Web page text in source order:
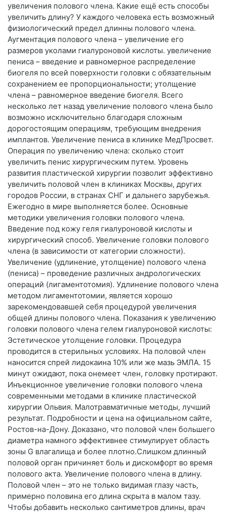
увеличения полового члена. Какие ещё есть способы
увеличить длину? У каждого человека есть возможный
физиологический предел длинны полового члена.
Аугментация полового члена – увеличение его
размеров уколами гиалуроновой кислоты. увеличение
пениса – введение и равномерное распределение
биогеля по всей поверхности головки с обязательным
сохранением ее пропорциональности; утолщение
члена – равномерное введение биогеля. Всего
несколько лет назад увеличение полового члена было
возможно исключительно благодаря сложным
дорогостоящим операциям, требующим внедрения
имплантов. Увеличение пениса в клинике МедПросвет.
Операция по увеличению члена: сколько стоит
увеличить пенис хирургическим путем. Уровень
развития пластической хирургии позволит эффективно
увеличить половой член в клиниках Москвы, других
городов России, в странах СНГ и дальнего зарубежья.
Ежегодно в мире выполняется более. Основные
методики увеличения головки полового члена.
Введение под кожу геля гиалуроновой кислоты и
хирургический способ. Увеличение головки полового
члена (в зависимости от категории сложности).
Увеличение (удлинение, утолщение) полового члена
(пениса) – проведение различных андрологических
операций (лигаментотомия). Удлинение полового члена
методом лигаментотомии, является хорошо
зарекомендовавшей себя процедурой увеличения
общей длины полового члена. Показания к увеличению
головки полового члена гелем гиалуроновой кислоты:
Эстетическое утолщение головки. Процедура
проводится в стерильных условиях. На половой член
наносится спрей лидокаина 10% или же мазь ЭМЛА. 15
минут ожидают, пока онемеет член, головку протирают.
Инъекционное увеличение головки полового члена
современными методами в клинике пластической
хирургии Ольвия. Малотравматичные методы, лучший
результат. Подробности и цена на официальном сайте,
Ростов-на-Дону. Доказано, что половой член большего
диаметра намного эффективнее стимулирует область
зоны G влагалища и более плотно.Слишком длинный
половой орган причиняет боль и дискомфорт во время
полового акта. Увеличение полового члена в длину.
Половой член – это не только видимая глазу часть,
примерно половина его длина скрыта в малом тазу.
Чтобы добавить несколько сантиметров длины, врач